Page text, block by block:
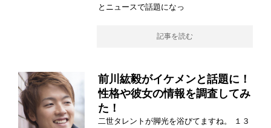
とニュースで話題になっ
記事を読む
前川紘毅がイケメンと話題に！
性格や彼女の情報を調査してみ
た！
二世タレントが脚光を浴びてますね。 １３